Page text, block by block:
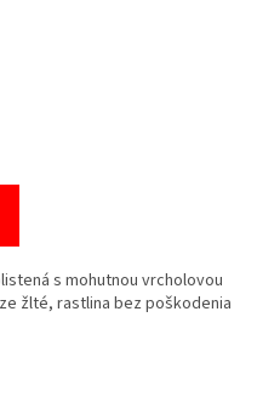
s mohutnou vrcholovou
žlté, rastlina bez poškodenia